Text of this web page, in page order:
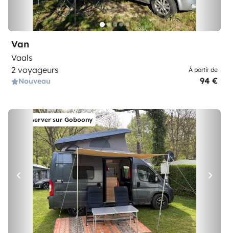
Van
Vaals
2 voyageurs
Nouveau
À partir de
94 €
Réserver sur Goboony